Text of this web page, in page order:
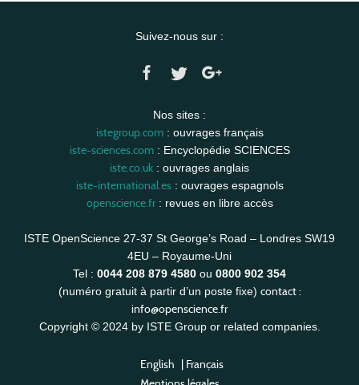
Suivez-nous sur :
Nos sites :
istegroup.com: ouvrages français
iste-sciences.com: Encyclopédie SCIENCES
iste.co.uk : ouvrages anglais
iste-international.es: ouvrages espagnols
openscience.fr: revues en libre accès
ISTE OpenScience 27-37 St George’s Road – Londres SW19
4EU – Royaume-Uni
Tel : 0044 208 879 4580 ou 0800 902 354
(numéro gratuit à partir d’un poste fixe) contact :
info@openscience.fr
Copyright © 2024 by ISTE Group or related companies.
English | Français